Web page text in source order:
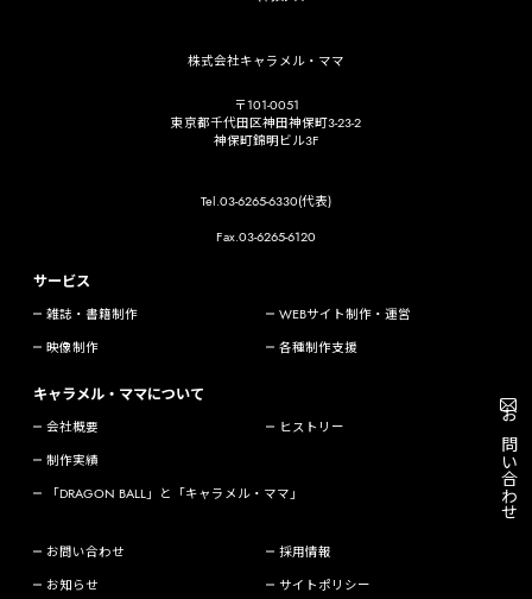
株式会社キャラメル・ママ
〒101-0051
東京都千代田区神田神保町3-23-2
神保町錦明ビル3F
Tel.03-6265-6330(代表)
Fax.03-6265-6120
サービス
雑誌・書籍制作
WEBサイト制作・運営
映像制作
各種制作支援
キャラメル・ママについて
会社概要
ヒストリー
制作実績
「DRAGON BALL」と「キャラメル・ママ」
お問い合わせ
採用情報
お知らせ
サイトポリシー
お問い合わせ